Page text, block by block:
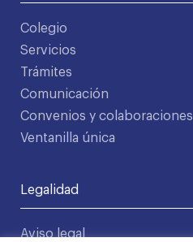
Colegio
Servicios
Trámites
Comunicación
Convenios y colaboraciones
Ventanilla única
Legalidad
Aviso legal